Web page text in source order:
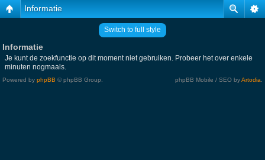
Informatie
Switch to full style
Informatie
Je kunt de zoekfunctie op dit moment niet gebruiken. Probeer het over enkele
minuten nogmaals.
Powered by phpBB © phpBB Group. phpBB Mobile / SEO byArtodia